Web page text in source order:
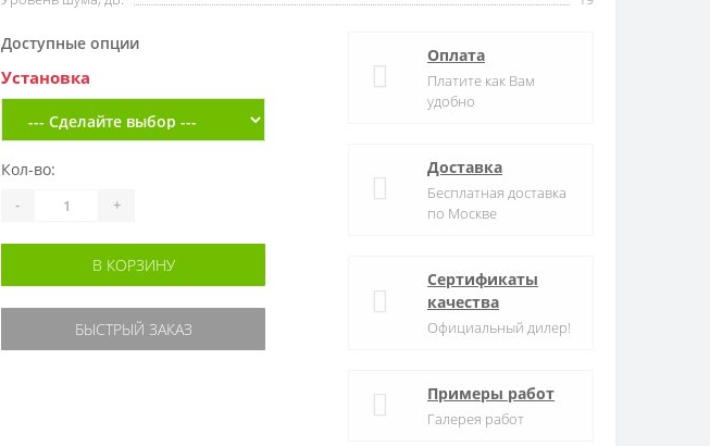
Доступные опции
Установка
Кол-во:
- +
В КОРЗИНУ
БЫСТРЫЙ ЗАКАЗ
Оплата
Платите как Вам
удобно
Доставка
Бесплатная доставка
по Москве
Сертификаты
качества
Официальный дилер!
Примеры работ
Галерея работ